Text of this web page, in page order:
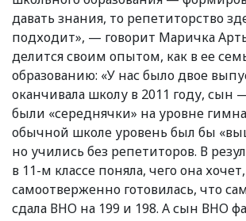
давать знания, то репетиторство
подходит», — говорит Маричка
делится своим опытом, как в ее
образованию: «У нас было двое
оканчивала школу в 2011 году, сын
были «середнячки» на уровне
обычной школе уровень был бы
но учились без репетиторов. В
в 11-м классе поняла, чего она
самоотверженно готовилась, что
сдала ВНО на 199 и 198. А сын ВНО